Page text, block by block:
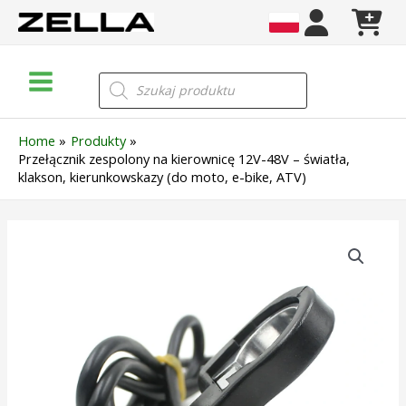
Skip
Menu
Wyszukiwarka
produktów
Home
Produkty
Przełącznik zespolony na kierownicę 12V-48V – światła,
klakson, kierunkowskazy (do moto, e-bike, ATV)